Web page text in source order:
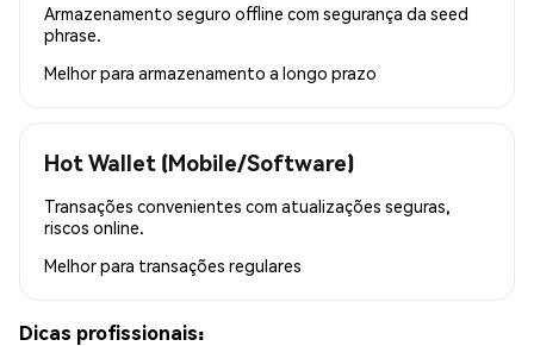
Armazenamento seguro offline com segurança da seed
phrase.
Melhor para armazenamento a longo prazo
Hot Wallet (Mobile/Software)
Transações convenientes com atualizações seguras,
riscos online.
Melhor para transações regulares
Dicas profissionais: